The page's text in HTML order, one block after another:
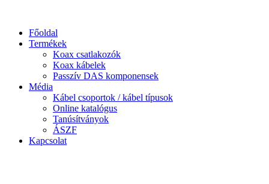
Főoldal
Termékek
Koax csatlakozók
Koax kábelek
Passzív DAS komponensek
Média
Kábel csoportok / kábel típusok
Online katalógus
Tanúsítványok
ÁSZF
Kapcsolat